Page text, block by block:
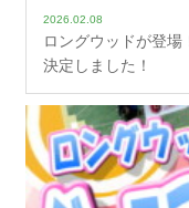
2026.02.08
ロングウッドが登
決定しました！